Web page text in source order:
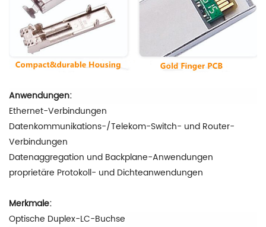
Anwendungen:
Ethernet-Verbindungen
Datenkommunikations-/Telekom-Switch- und Router-
Verbindungen
Datenaggregation und Backplane-Anwendungen
proprietäre Protokoll- und Dichteanwendungen
Merkmale:
Optische Duplex-LC-Buchse